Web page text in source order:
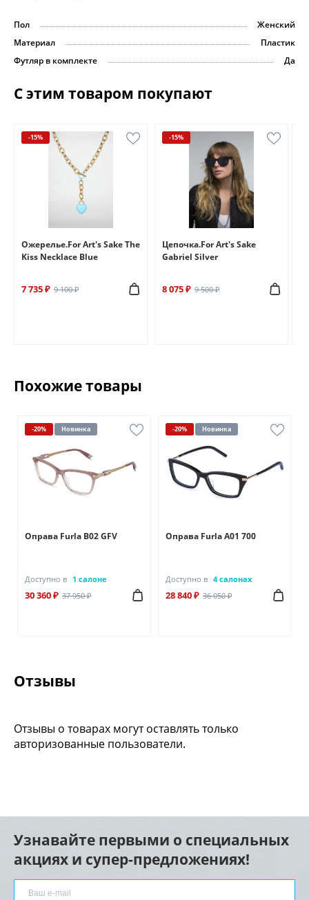
Пол
Женский
Материал
Пластик
Футляр в комплекте
Да
С этим товаром покупают
-15%
Ожерелье.For Art's Sake The
Kiss Necklace Blue
7 735 ₽ 9 100 ₽
-15%
Цепочка.For Art's Sake
Gabriel Silver
8 075 ₽ 9 500 ₽
Похожие товары
-20% Новинка
Оправа Furla B02 GFV
Доступно в 1 салоне
30 360 ₽ 37 950 ₽
-20% Новинка
Оправа Furla A01 700
Доступно в 4 салонах
28 840 ₽ 36 050 ₽
Отзывы
Отзывы о товарах могут оставлять только
авторизованные пользователи.
Узнавайте первыми о специальных
акциях и супер-предложениях!